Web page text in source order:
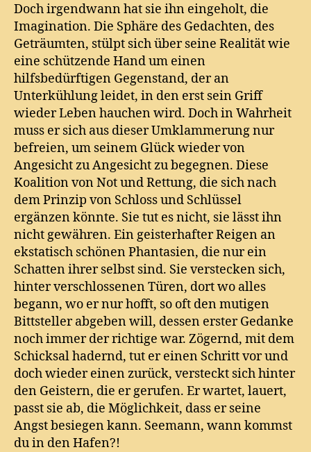
Doch irgendwann hat sie ihn eingeholt, die
Imagination. Die Sphäre des Gedachten, des
Geträumten, stülpt sich über seine Realität wie
eine schützende Hand um einen
hilfsbedürftigen Gegenstand, der an
Unterkühlung leidet, in den erst sein Griff
wieder Leben hauchen wird. Doch in Wahrheit
muss er sich aus dieser Umklammerung nur
befreien, um seinem Glück wieder von
Angesicht zu Angesicht zu begegnen. Diese
Koalition von Not und Rettung, die sich nach
dem Prinzip von Schloss und Schlüssel
ergänzen könnte. Sie tut es nicht, sie lässt ihn
nicht gewähren. Ein geisterhafter Reigen an
ekstatisch schönen Phantasien, die nur ein
Schatten ihrer selbst sind. Sie verstecken sich,
hinter verschlossenen Türen, dort wo alles
begann, wo er nur hofft, so oft den mutigen
Bittsteller abgeben will, dessen erster Gedanke
noch immer der richtige war. Zögernd, mit dem
Schicksal hadernd, tut er einen Schritt vor und
doch wieder einen zurück, versteckt sich hinter
den Geistern, die er gerufen. Er wartet, lauert,
passt sie ab, die Möglichkeit, dass er seine
Angst besiegen kann. Seemann, wann kommst
du in den Hafen?!